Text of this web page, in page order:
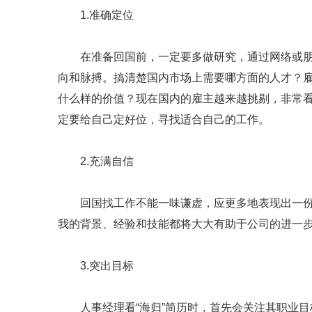
1.准确定位
在准备回国前，一定要多做研究，通过网络或
向和脉搏。搞清楚国内市场上需要哪方面的人才？
什么样的价值？现在国内的雇主越来越挑剔，非常
定要给自己定好位，寻找适合自己的工作。
2.充满自信
回国找工作不能一味谦虚，应更多地表现出一
我的背景、经验和技能都将大大有助于公司的进一
3.突出目标
人事经理看“海归”简历时，首先会关注其职业目